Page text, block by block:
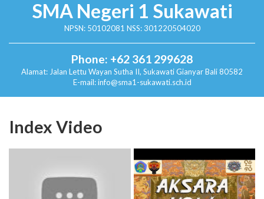
SMA Negeri 1 Sukawati
NPSN: 50102081 NSS: 301220504020
Phone: +62 361 299628
Alamat: Jalan Lettu Wayan Sutha II, SukawatiGianyar Bali 80582
E-mail: info@sma1-sukawati.sch.id
Index Video